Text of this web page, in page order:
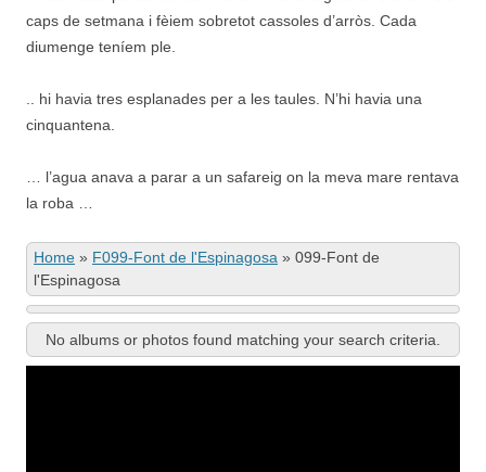
caps de setmana i fèiem sobretot cassoles d’arròs. Cada
diumenge teníem ple.
.. hi havia tres esplanades per a les taules. N’hi havia una
cinquantena.
… l’agua anava a parar a un safareig on la meva mare rentava
la roba …
Home » F099-Font de l'Espinagosa » 099-Font de
l'Espinagosa
No albums or photos found matching your search criteria.